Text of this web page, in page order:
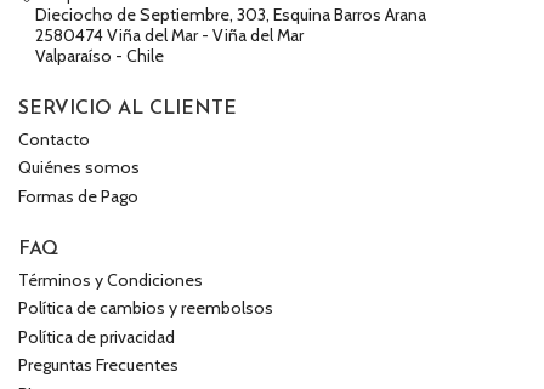
Dieciocho de Septiembre, 303, Esquina Barros Arana
2580474 Viña del Mar - Viña del Mar
Valparaíso - Chile
SERVICIO AL CLIENTE
Contacto
Quiénes somos
Formas de Pago
FAQ
Términos y Condiciones
Política de cambios y reembolsos
Política de privacidad
Preguntas Frecuentes